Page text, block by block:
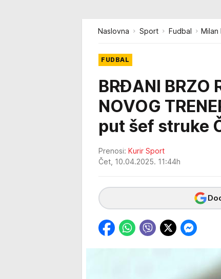
Naslovna Sport Fudbal
FUDBAL
BRĐANI BRZO
NOVOG
put šef struke
Prenosi: Kurir Sport
Čet, 10.04.2025. 11:44h